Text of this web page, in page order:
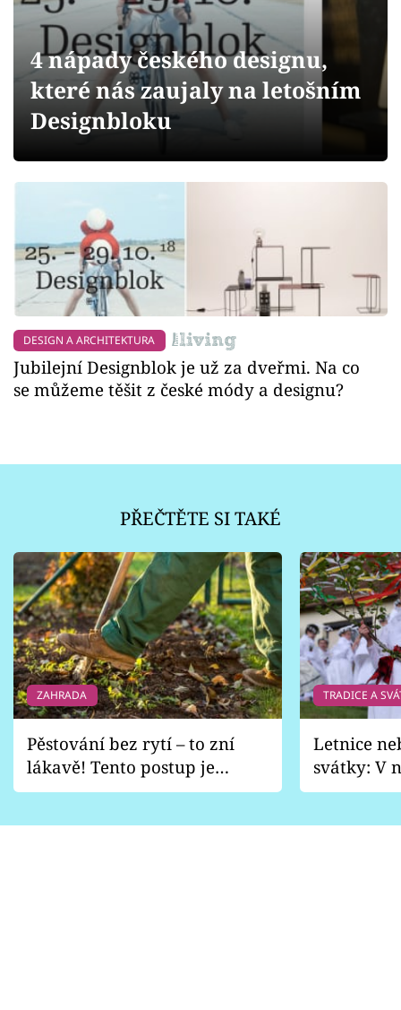
Přihlášení
Sledujte nás
4 nápady českého designu,
které nás zaujaly na letošním
Designbloku
DESIGN A ARCHITEKTURA
Jubilejní Designblok je už za dveřmi. Na co
se můžeme těšit z české módy a designu?
PŘEČTĚTE SI TAKÉ
ZAHRADA
Pěstování bez rytí – to zní
lákavě! Tento postup je
vhodný jen pro některé
TRADICE A
Letnice
svátky: V
pondělí